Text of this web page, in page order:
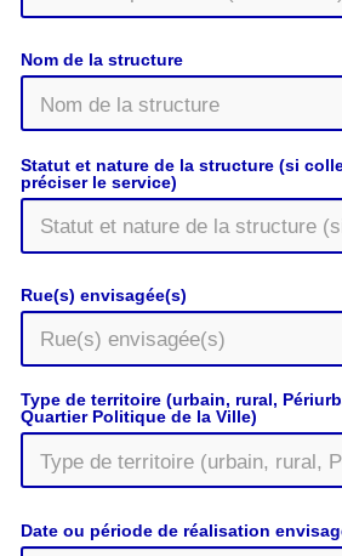
Nom de la structure
Statut et nature de la structure (si
préciser le service)
Rue(s) envisagée(s)
Type de territoire (urbain, rural,
Quartier Politique de la Ville)
Date ou période de réalisation